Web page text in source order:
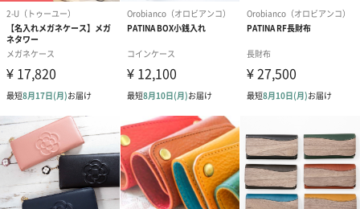
幅・奥行き・
高さ
198mm・50mm・100mm
外装の形状
四角い紙箱
重さ/内容量
・カードポケット24（最大26）
・札ポケット5
・小銭入1
お届け内容・
セット状態
お財布本体を紙箱に入れ段ボール箱でお届けします。